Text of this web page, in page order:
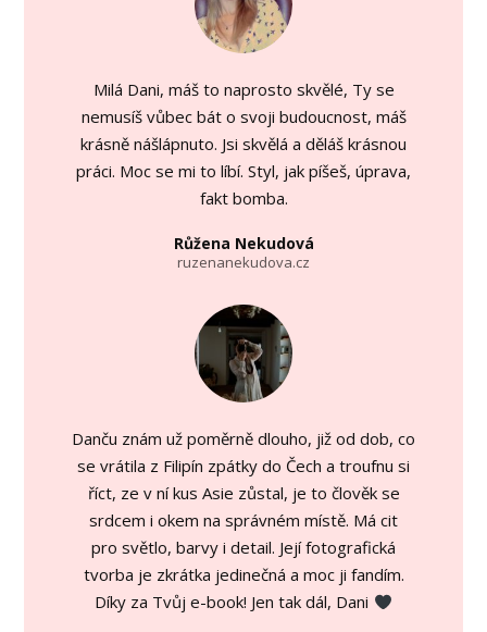
Milá Dani, máš to naprosto skvělé, Ty se
nemusíš vůbec bát o svoji budoucnost, máš
krásně nášlápnuto. Jsi skvělá a děláš krásnou
práci. Moc se mi to líbí. Styl, jak píšeš, úprava,
fakt bomba.
Růžena Nekudová
ruzenanekudova.cz
Danču znám už poměrně dlouho, již od dob, co
se vrátila z Filipín zpátky do Čech a troufnu si
říct, ze v ní kus Asie zůstal, je to člověk se
srdcem i okem na správném místě. Má cit
pro světlo, barvy i detail. Její fotografická
tvorba je zkrátka jedinečná a moc ji fandím.
Díky za Tvůj e-book! Jen tak dál, Dani